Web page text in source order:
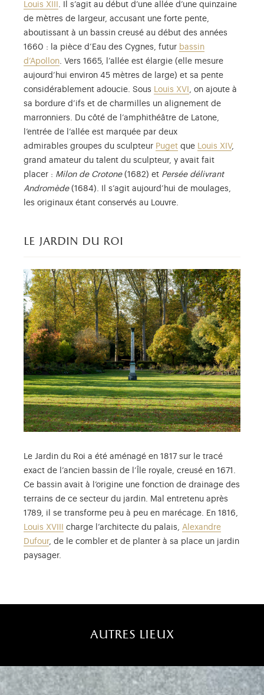
Louis XIII . Il s’agit au début d’une allée d’une quinzaine
de mètres de largeur, accusant une forte pente,
aboutissant à un bassin creusé au début des années
1660 : la pièce d’Eau des Cygnes, futur bassin
d’Apollon. Vers 1665, l’allée est élargie (elle mesure
aujourd’hui environ 45 mètres de large) et sa pente
considérablement adoucie. Sous Louis XVI , on ajoute à
sa bordure d’ifs et de charmilles un alignement de
marronniers. Du côté de l’amphithéâtre de Latone,
l’entrée de l’allée est marquée par deux
admirables groupes du sculpteur Puget que Louis XIV,
grand amateur du talent du sculpteur, y avait fait
placer : Milon de Crotone(1682) et Persée délivrant
Andromède(1684). Il s’agit aujourd’hui de moulages,
les originaux étant conservés au Louvre.
le jardin du roi
Le Jardin du Roi a été aménagé en 1817 sur le tracé
exact de l’ancien bassin de l’Île royale, creusé en 1671.
Ce bassin avait à l’origine une fonction de drainage des
terrains de ce secteur du jardin. Mal entretenu après
1789, il se transforme peu à peu en marécage. En 1816,
Louis XVIII
charge l’architecte du palais, Alexandre
Dufour, de le combler et de planter à sa place un jardin
paysager.
autres lieux